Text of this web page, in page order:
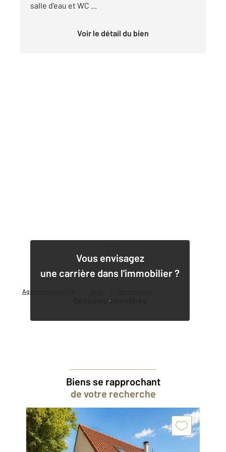
Agence immobilière
salle d'eau et WC ...
Voir le détail du bien
Vous envisagez
une carrière dans l'immobilier ?
Découvrir nos offres
1
Biens se rapprochant
de votre recherche